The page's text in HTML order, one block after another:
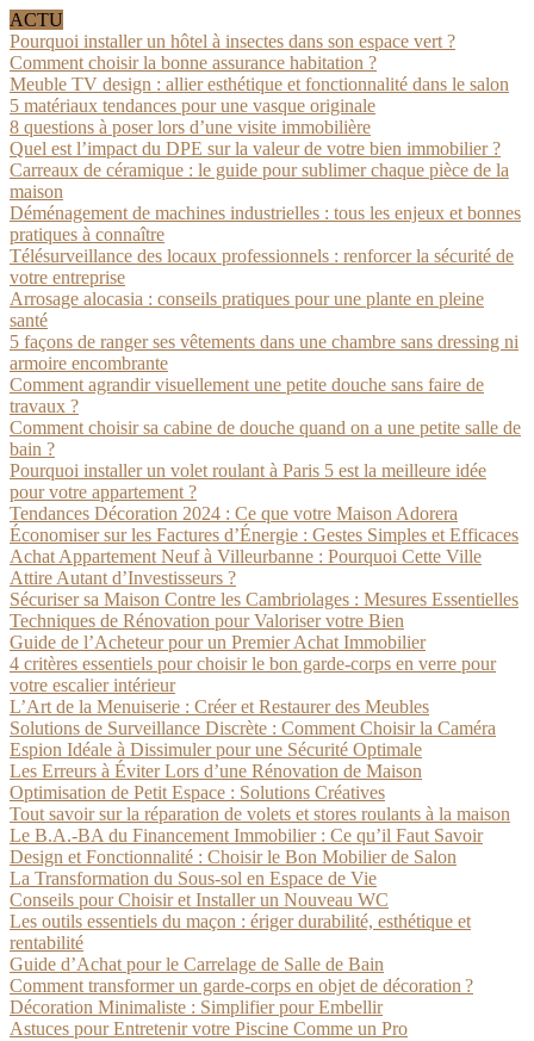
ACTU
Pourquoi installer un hôtel à insectes dans son espace vert ?
Comment choisir la bonne assurance habitation ?
Meuble TV design : allier esthétique et fonctionnalité dans le salon
5 matériaux tendances pour une vasque originale
8 questions à poser lors d’une visite immobilière
Quel est l’impact du DPE sur la valeur de votre bien immobilier ?
Carreaux de céramique : le guide pour sublimer chaque pièce de la
maison
Déménagement de machines industrielles : tous les enjeux et bonnes
pratiques à connaître
Télésurveillance des locaux professionnels : renforcer la sécurité de
votre entreprise
Arrosage alocasia : conseils pratiques pour une plante en pleine
santé
5 façons de ranger ses vêtements dans une chambre sans dressing ni
armoire encombrante
Comment agrandir visuellement une petite douche sans faire de
travaux ?
Comment choisir sa cabine de douche quand on a une petite salle de
bain ?
Pourquoi installer un volet roulant à Paris 5 est la meilleure idée
pour votre appartement ?
Tendances Décoration 2024 : Ce que votre Maison Adorera
Économiser sur les Factures d’Énergie : Gestes Simples et Efficaces
Achat Appartement Neuf à Villeurbanne : Pourquoi Cette Ville
Attire Autant d’Investisseurs ?
Sécuriser sa Maison Contre les Cambriolages : Mesures Essentielles
Techniques de Rénovation pour Valoriser votre Bien
Guide de l’Acheteur pour un Premier Achat Immobilier
4 critères essentiels pour choisir le bon garde-corps en verre pour
votre escalier intérieur
L’Art de la Menuiserie : Créer et Restaurer des Meubles
Solutions de Surveillance Discrète : Comment Choisir la Caméra
Espion Idéale à Dissimuler pour une Sécurité Optimale
Les Erreurs à Éviter Lors d’une Rénovation de Maison
Optimisation de Petit Espace : Solutions Créatives
Tout savoir sur la réparation de volets et stores roulants à la maison
Le B.A.-BA du Financement Immobilier : Ce qu’il Faut Savoir
Design et Fonctionnalité : Choisir le Bon Mobilier de Salon
La Transformation du Sous-sol en Espace de Vie
Conseils pour Choisir et Installer un Nouveau WC
Les outils essentiels du maçon : ériger durabilité, esthétique et
rentabilité
Guide d’Achat pour le Carrelage de Salle de Bain
Comment transformer un garde-corps en objet de décoration ?
Décoration Minimaliste : Simplifier pour Embellir
Astuces pour Entretenir votre Piscine Comme un Pro